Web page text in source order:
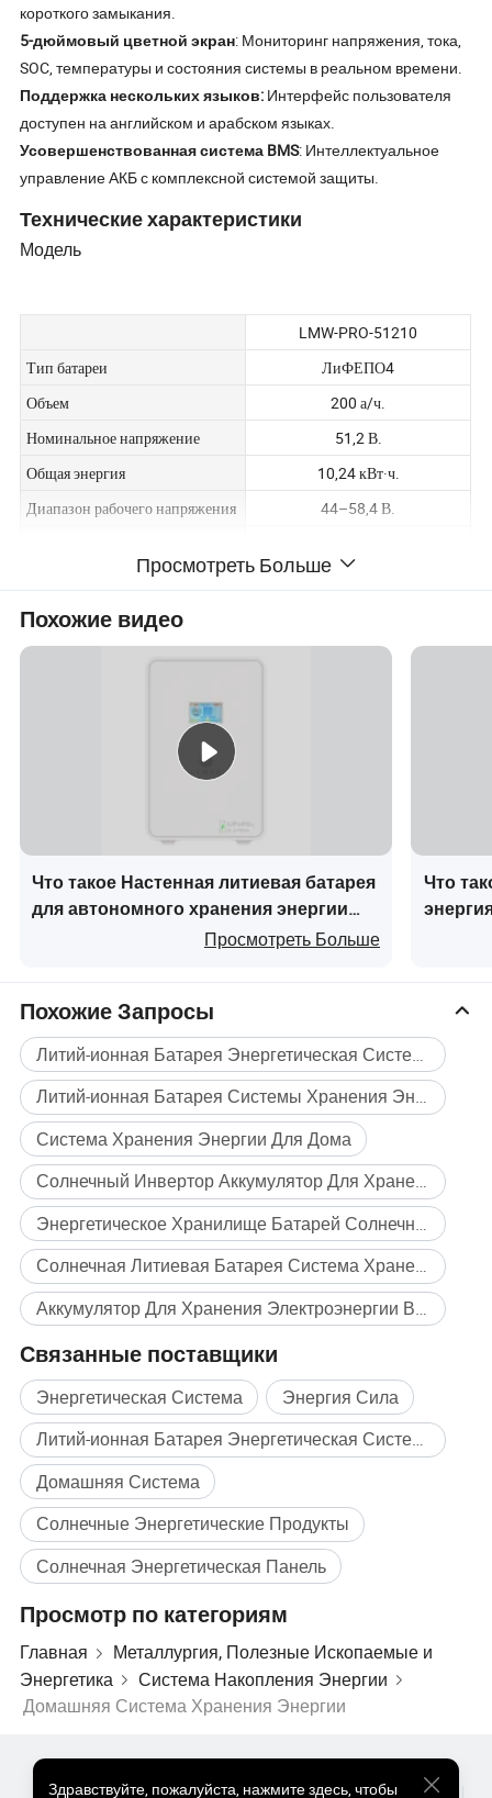
короткого замыкания.
5-дюймовый цветной экран: Мониторинг напряжения, тока,
SOC, температуры и состояния системы в реальном времени.
Поддержка нескольких языков: Интерфейс пользователя
доступен на английском и арабском языках.
Усовершенствованная система BMS: Интеллектуальное
управление АКБ с комплексной системой защиты.
Технические характеристики
Модель
LMW-PRO-51210
Тип батареи
ЛиФЕПО4
Объем
200 а/ч.
Номинальное напряжение
51,2 В.
Общая энергия
10,24 кВт·ч.
Диапазон рабочего напряжения
44–58,4 В.
Макс. Ток разряда
Стандартный зарядный ток
Стандартный ток разряда
100 А.
Рабочая температура
Разрядка: -10℃~60°℃
Рабочая влажность
5–95%
Номинальная высота над
≤3000 м.
Способ установки
Установка на полу
Коммуникации
Bluetooch+WiFi, RS232, RS485,
CAN
Сертификация
MSDS,UN38.3.CE
Технические характеристики
Просмотреть Больше
Похожие видео
Что такое Настенная литиевая батарея
для автономного хранения энергии
для домашнего использования 51.2V
система
Просмотреть Больше
Что
Похожие Запросы
Литий-ионная Батарея Энергетическая Система
Литий-ионная Батарея Системы Хранения Энергии Солнечной Энергии
Система Хранения Энергии Для Дома
Солнечный Инвертор Аккумулятор Для Хранения Энергии
Энергетическое Хранилище Батарей Солнечных Панелей
Солнечная Литиевая Батарея Система Хранения Энергии Для Дома
Аккумулятор Для Хранения Электроэнергии В Домашних Условиях Массовая покупка
Связанные поставщики
Энергетическая Система
Энергия Сила
Литий-ионная Батарея Энергетическая Система
Домашняя Система
Солнечные Энергетические Продукты
Солнечная Энергетическая Панель
Просмотр по категориям
Главная
Металлургия, Полезные Ископаемые и
Энергетика
Система Накопления Энергии
Домашняя Система Хранения Энергии
Здравствуйте, пожалуйста, нажмите здесь, чтобы